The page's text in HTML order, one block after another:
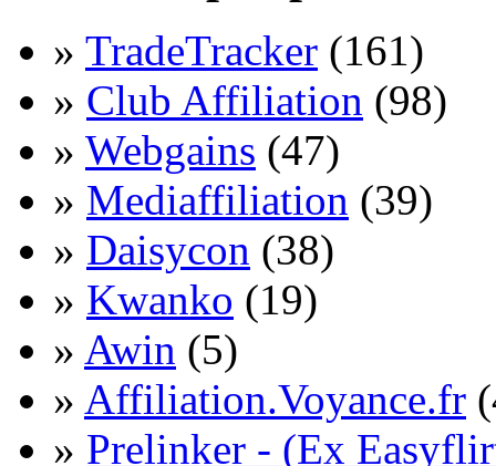
» TradeTracker (161)
» Club Affiliation (98)
» Webgains (47)
» Mediaffiliation (39)
» Daisycon (38)
» Kwanko (19)
» Awin (5)
» Affiliation.Voyance.fr
» Prelinker - (Ex